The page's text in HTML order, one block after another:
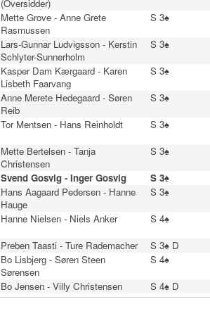
(Oversidder)
Mette Grove - Anne Grete
Rasmussen
S 3♠
Lars-Gunnar Ludvigsson - Kerstin
Schlyter-Sunnerholm
S 3♠
Kasper Dam Kærgaard - Karen
Lisbeth Faarvang
S 3♠
Anne Merete Hedegaard - Søren
Reib
S 3♠
Tor Mentsen - Hans Reinholdt S 3♠
Mette Bertelsen - Tanja
Christensen
S 3♠
Svend Gosvig - Inger Gosvig S 3♠
Hans Aagaard Pedersen - Hanne
Hauge
S 3♠
Hanne Nielsen - Niels Anker S 4♠
Preben Taasti - Ture Rademacher S 3♠ D
Bo Lisbjerg - Søren Steen
Sørensen
S 4♠
Bo Jensen - Villy Christensen S 4♠ D